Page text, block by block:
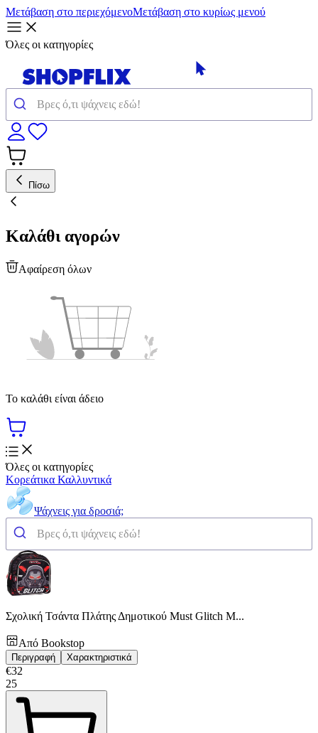
Μετάβαση στο περιεχόμενοΜετάβαση στο κυρίως μενού
Όλες οι κατηγορίες
Πίσω
Καλάθι αγορών
Αφαίρεση όλων
Το καλάθι είναι άδειο
Όλες οι κατηγορίες
Κορεάτικα Καλλυντικά
Ψάχνεις για δροσιά;
Σχολική Τσάντα Πλάτης Δημοτικού Must Glitch Μ...
Από Bookstop
Περιγραφή Χαρακτηριστικά
€32
25